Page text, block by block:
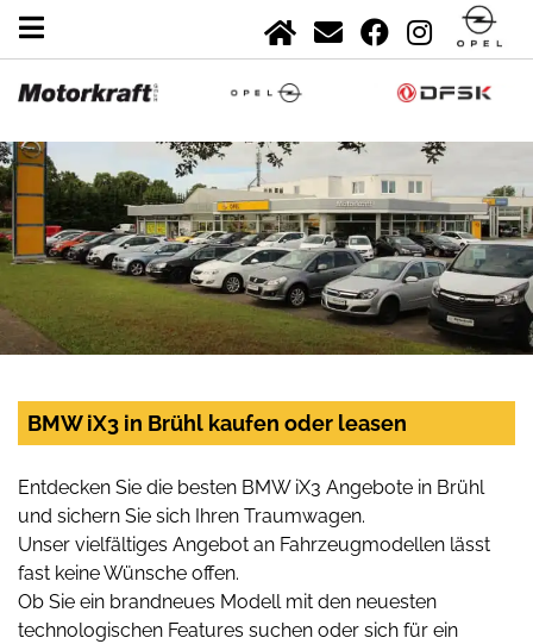
BMW iX3 in Brühl kaufen oder leasen
Entdecken Sie die besten BMW iX3 Angebote in Brühl
und sichern Sie sich Ihren Traumwagen.
Unser vielfältiges Angebot an Fahrzeugmodellen lässt
fast keine Wünsche offen.
Ob Sie ein brandneues Modell mit den neuesten
technologischen Features suchen oder sich für ein